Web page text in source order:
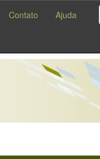
Contato Ajuda